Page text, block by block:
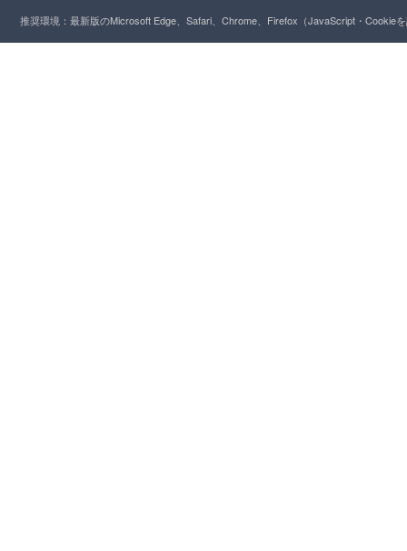
推奨環境：最新版のMicrosoft Edge、Safari、Chrome、Firefox（JavaScript・Cookie